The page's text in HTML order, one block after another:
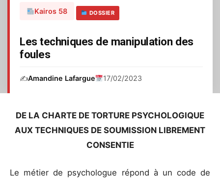
Kairos 58 DOSSIER
Les techniques de manipulation des
foules
✍️Amandine Lafargue 17/02/2023
DE LA CHARTE DE TORTURE PSYCHOLOGIQUE
AUX TECHNIQUES DE SOUMISSION LIBREMENT
CONSENTIE
Le métier de psychologue répond à un code de